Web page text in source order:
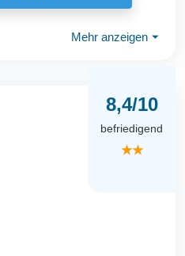
Mehr anzeigen ⏷
8,4/10
befriedigend
★★